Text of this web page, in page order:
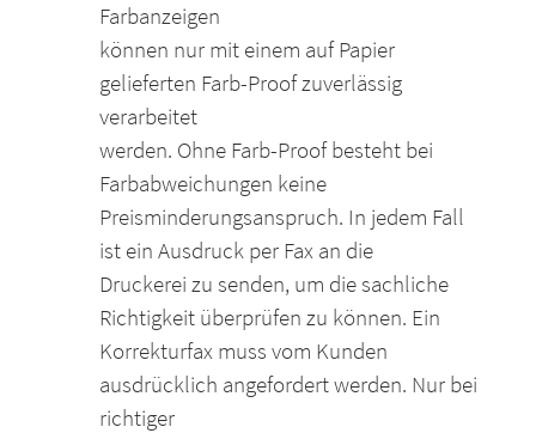
Farbanzeigen
können nur mit einem auf Papier
gelieferten Farb-Proof zuverlässig
verarbeitet
werden. Ohne Farb-Proof besteht bei
Farbabweichungen keine
Preisminderungsanspruch. In jedem Fall
ist ein Ausdruck per Fax an die
Druckerei zu senden, um die sachliche
Richtigkeit überprüfen zu können. Ein
Korrekturfax muss vom Kunden
ausdrücklich angefordert werden. Nur bei
richtiger